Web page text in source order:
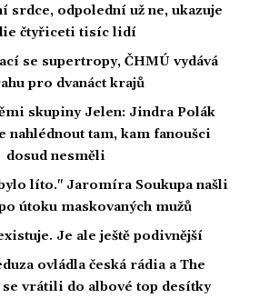
srdce, odpolední už ne, ukazuje
čtyřiceti tisíc lidí
se supertropy, ČHMÚ vydává
pro dvanáct krajů
skupiny Jelen: Jindra Polák
nahlédnout tam, kam fanoušci
dosud nesměli
líto." Jaromíra Soukupa našli
útoku maskovaných mužů
Je ale ještě podivnější
ovládla česká rádia a The
vrátili do albové top desítky